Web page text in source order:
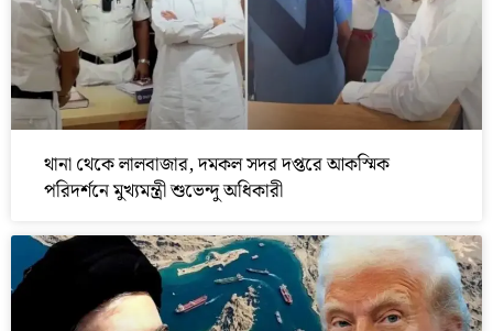
থানা থেকে লালবাজার, দমকল সদর দপ্তরে আকস্মিক
পরিদর্শনে মুখ্যমন্ত্রী শুভেন্দু অধিকারী